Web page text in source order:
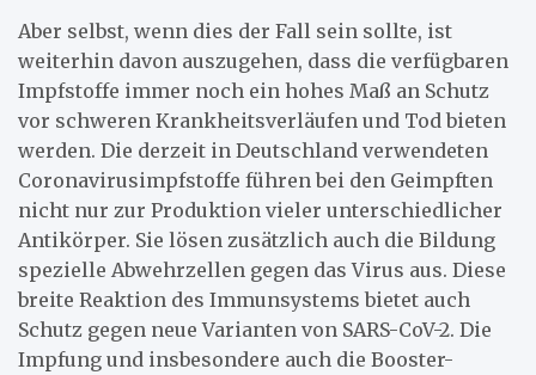
Aber selbst, wenn dies der Fall sein sollte, ist
weiterhin davon auszugehen, dass die verfügbaren
Impfstoffe immer noch ein hohes Maß an Schutz
vor schweren Krankheitsverläufen und Tod bieten
werden. Die derzeit in Deutschland verwendeten
Coronavirusimpfstoffe führen bei den Geimpften
nicht nur zur Produktion vieler unterschiedlicher
Antikörper. Sie lösen zusätzlich auch die Bildung
spezielle Abwehrzellen gegen das Virus aus. Diese
breite Reaktion des Immunsystems bietet auch
Schutz gegen neue Varianten von SARS-CoV-2. Die
Impfung und insbesondere auch die Booster-